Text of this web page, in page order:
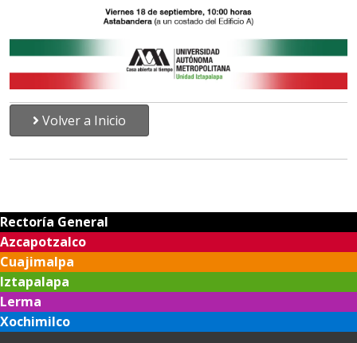
Volver a Inicio
Rectoría General
Azcapotzalco
Cuajimalpa
Iztapalapa
Lerma
Xochimilco